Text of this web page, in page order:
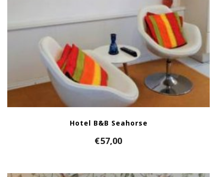
Hotel B&B Seahorse
€57,00